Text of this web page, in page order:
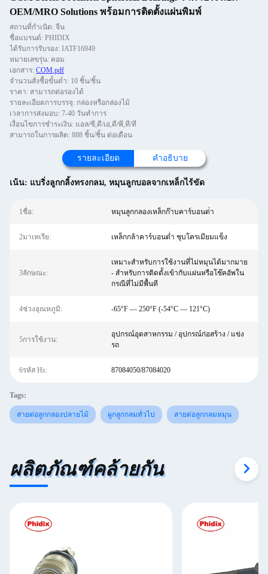
OEM/MRO Solutions พร้อมการติดตั้งแผ่นพิมพ์
สถานที่กำเนิด: จีน
ชื่อแบรนด์: PHIDIX
ได้รับการรับรอง: IATF16949
หมายเลขรุ่น: คอม
เอกสาร: COM.pdf
จำนวนสั่งซื้อขั้นต่ำ: 10 ชิ้น/ชิ้น
ราคา: สามารถต่อรองได้
รายละเอียดการบรรจุ: กล่องหรือกล่องไม้
เวลาการส่งมอบ: 7-40 วันทำการ
เงื่อนไขการชำระเงิน: แอล/ซี,ดี/เอ,ดี/พี,ที/ที
สามารถในการผลิต: 888 ชิ้น/ชิ้น ต่อเดือน
รายละเอียด คําอธิบาย
เน้น: แบริ่งลูกกลิ้งทรงกลม, หมุนลูกบอลจากเหล็กไร้ขัด
1ชื่อ: หมุนลูกกลองเหล็กก๊าบคาร์บอนต่ํา
2มาเทเรีย: เหล็กกล้าคาร์บอนต่ำ ชุบโครเมียมแข็ง
3ลักษณะ:
เหมาะสำหรับการใช้งานที่ไม่หมุนได้มากมาย
- สำหรับการติดตั้งเข้ากับแผ่นหรือโช๊คอัพใน
กรณีที่ไม่มีพื้นที
4ช่วงอุณหภูมิ: -65°F — 250°F (-54°C — 121°C)
5การใช้งาน:
อุปกรณ์อุตสาหกรรม / อุปกรณ์ก่อสร้าง / แข่ง
รถ
6รหัส Hs: 87084050/87084020
Tags:
สายต่อลูกกลองปลายไม้ ผูกลูกกลมทั่วไป สายต่อลูกกลมหมุน
ผลิตภัณฑ์คล้ายกัน